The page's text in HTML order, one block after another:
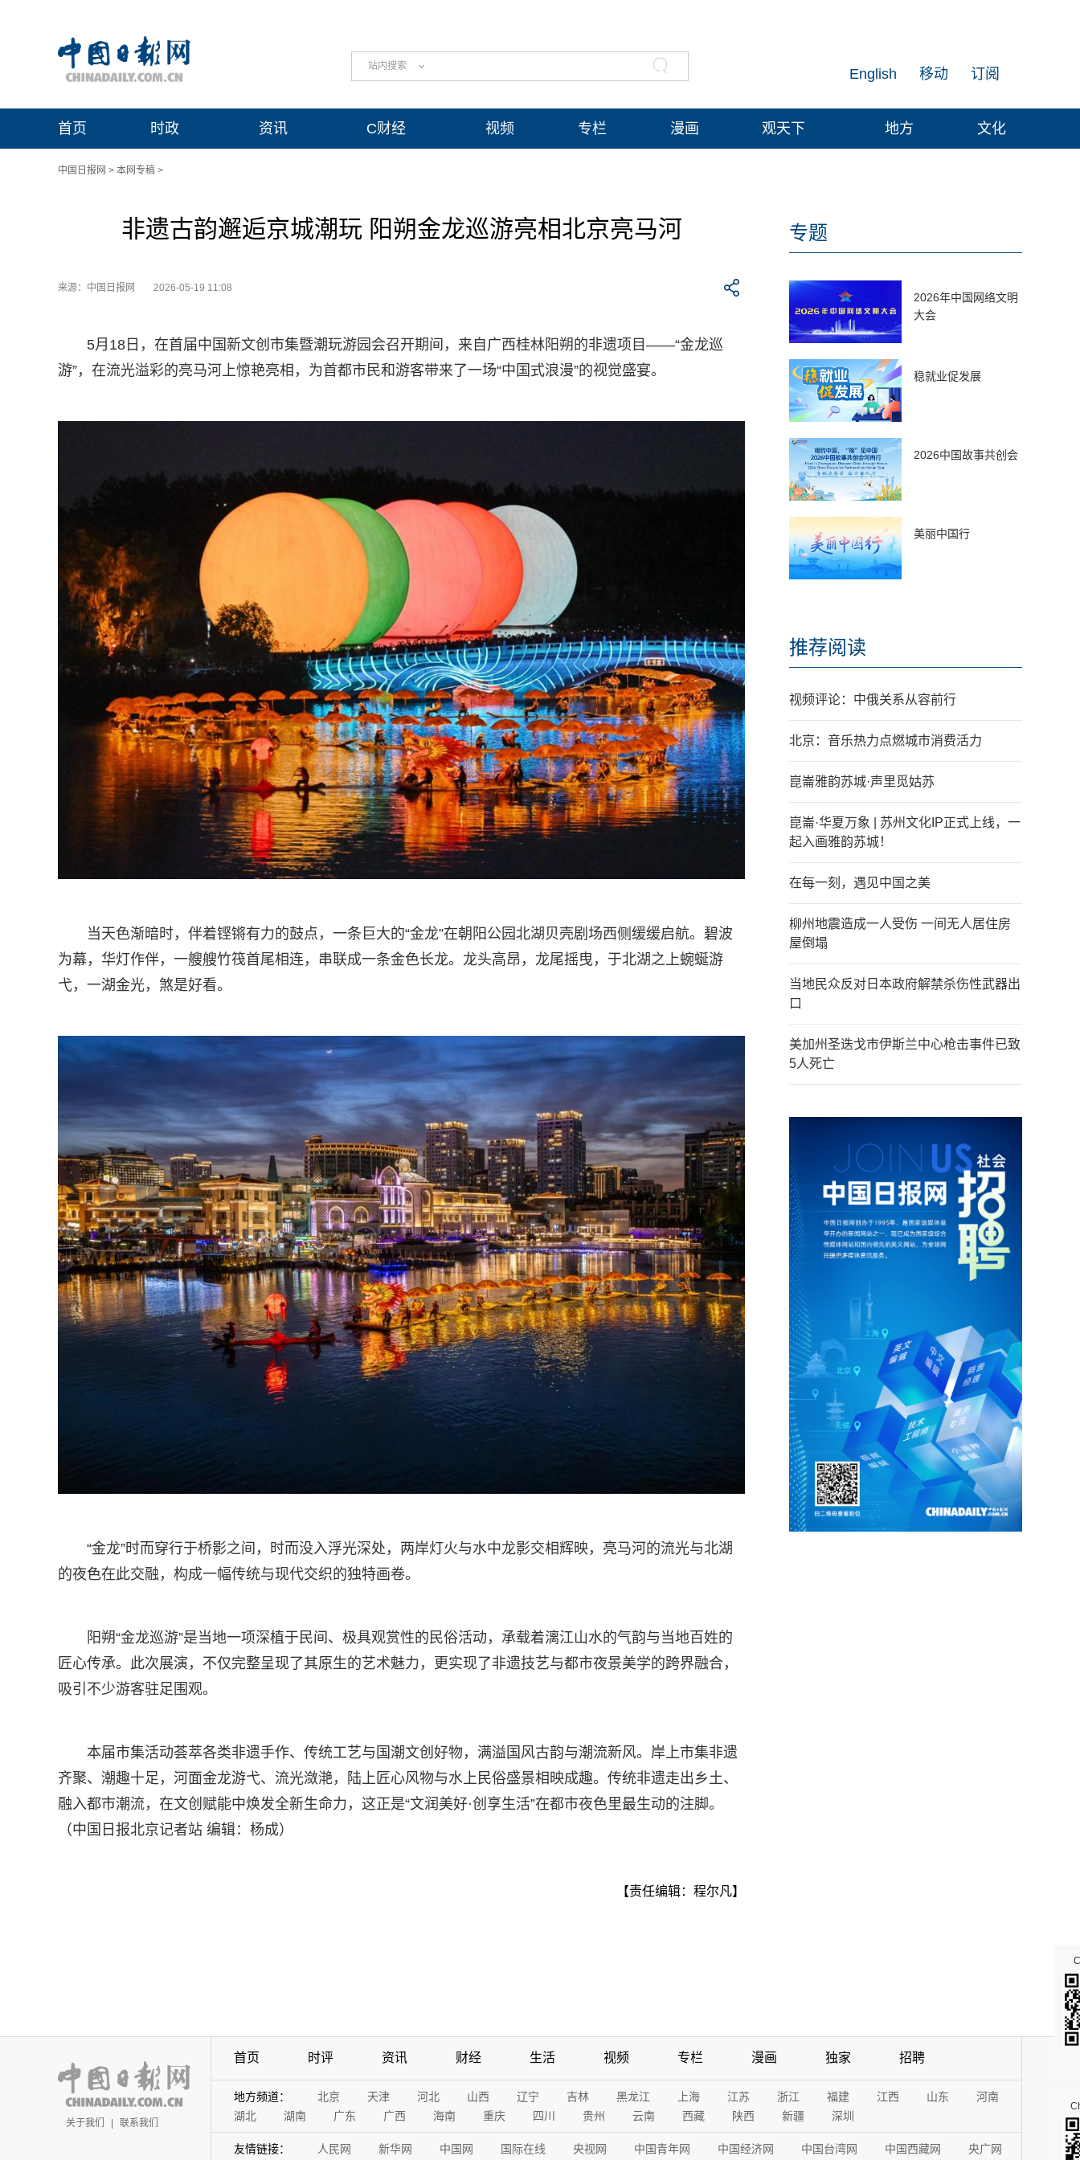
站内搜索 订阅
移动
English
首页 时政 资讯 C财经 视频 专栏 漫画 观天下 地方 文化
中国日报网 > 本网专稿 >
非遗古韵邂逅京城潮玩 阳朔金龙巡游亮相北京亮马河
来源：中国日报网 2026-05-19 11:08
5月18日，在首届中国新文创市集暨潮玩游园会召开期间，来自广西桂林阳朔的非遗项目——“金龙巡
游”，在流光溢彩的亮马河上惊艳亮相，为首都市民和游客带来了一场“中国式浪漫”的视觉盛宴。
当天色渐暗时，伴着铿锵有力的鼓点，一条巨大的“金龙”在朝阳公园北湖贝壳剧场西侧缓缓启航。碧波
为幕，华灯作伴，一艘艘竹筏首尾相连，串联成一条金色长龙。龙头高昂，龙尾摇曳，于北湖之上蜿蜒游
弋，一湖金光，煞是好看。
“金龙”时而穿行于桥影之间，时而没入浮光深处，两岸灯火与水中龙影交相辉映，亮马河的流光与北湖
的夜色在此交融，构成一幅传统与现代交织的独特画卷。
阳朔“金龙巡游”是当地一项深植于民间、极具观赏性的民俗活动，承载着漓江山水的气韵与当地百姓的
匠心传承。此次展演，不仅完整呈现了其原生的艺术魅力，更实现了非遗技艺与都市夜景美学的跨界融合，
吸引不少游客驻足围观。
本届市集活动荟萃各类非遗手作、传统工艺与国潮文创好物，满溢国风古韵与潮流新风。岸上市集非遗
齐聚、潮趣十足，河面金龙游弋、流光潋滟，陆上匠心风物与水上民俗盛景相映成趣。传统非遗走出乡土、
融入都市潮流，在文创赋能中焕发全新生命力，这正是“文润美好·创享生活”在都市夜色里最生动的注脚。
（中国日报北京记者站 编辑：杨成）
【责任编辑：程尔凡】
专题
2026年中国网络文明
大会
稳就业促发展
2026中国故事共创会
美丽中国行
推荐阅读
视频评论：中俄关系从容前行
北京：音乐热力点燃城市消费活力
崑崙雅韵苏城·声里觅姑苏
崑崙·华夏万象 | 苏州文化IP正式上线，一
起入画雅韵苏城！
在每一刻，遇见中国之美
柳州地震造成一人受伤 一间无人居住房
屋倒塌
当地民众反对日本政府解禁杀伤性武器出
口
美加州圣迭戈市伊斯兰中心枪击事件已致
5人死亡
关于我们 | 联系我们
首页 时评 资讯 财经 生活 视频 专栏 漫画 独家 招聘
地方频道： 北京 天津 河北 山西 辽宁 吉林 黑龙江 上海 江苏 浙江 福建 江西 山东
河南
湖北
湖南 广东 广西 海南 重庆 四川 贵州 云南 西藏 陕西 新疆 深圳
友情链接： 人民网 新华网 中国网 国际在线 央视网 中国青年网 中国经济网 中国台湾网 中国西藏网 央广网